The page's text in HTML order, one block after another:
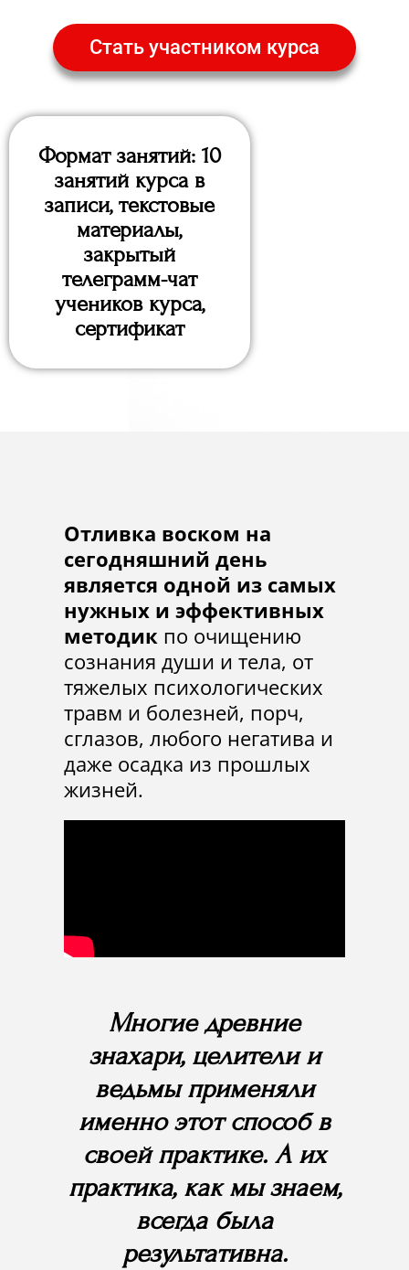
Стать участником курса
Формат занятий: 10
занятий курса в
записи, текстовые
материалы,
закрытый
телеграмм-чат
учеников курса,
сертификат
Отливка воском на
сегодняшний день
является одной из самых
нужных и эффективных
методик по очищению
сознания души и тела, от
тяжелых психологических
травм и болезней, порч,
сглазов, любого негатива и
даже осадка из прошлых
жизней.
Многие древние
знахари, целители и
ведьмы применяли
именно этот способ в
своей практике. А их
практика, как мы знаем,
всегда была
результативна.